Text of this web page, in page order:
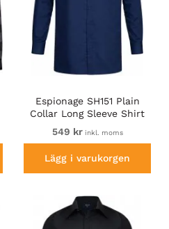
Espionage SH151 Plain
Collar Long Sleeve Shirt
549 krinkl. moms
Lägg i varukorgen